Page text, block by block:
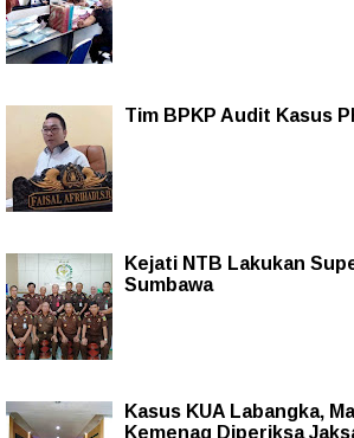
Tim BPKP Audit Kasus
Kejati NTB Lakukan
Sumbawa
Kasus KUA Labangka,
Kemenag Diperiksa